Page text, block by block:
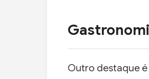
Outro destaque